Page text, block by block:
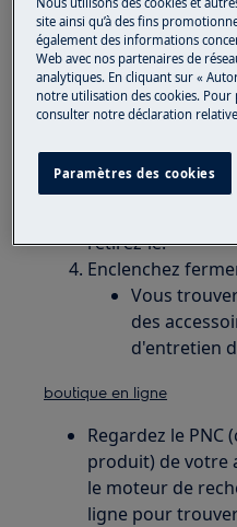
Lave-vaisselle
Solution
Consultez la vidéo
Déconnectez
Faites glisser le
Enclenchez
retirez-le.
Enclenchez
Vous
des
d'entretien
boutique en ligne
Regardez le PNC
produit) de votre
le moteur de
ligne pour
site ainsi qu’à des fins
également des informations
Web avec nos partenaires de
analytiques. En cliquant sur «
notre utilisation des cookies.
consulter notre déclaration
Paramètres des cookies